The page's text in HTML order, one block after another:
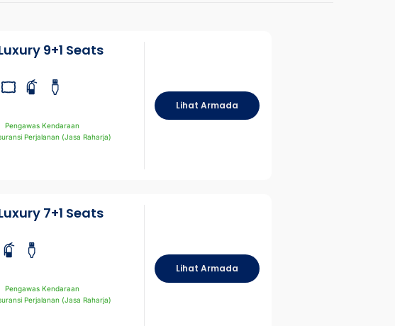
9+1 Seats
Pengawas Kendaraan
Perjalanan (Jasa Raharja)
Lihat Armada
7+1 Seats
Pengawas Kendaraan
Perjalanan (Jasa Raharja)
Lihat Armada